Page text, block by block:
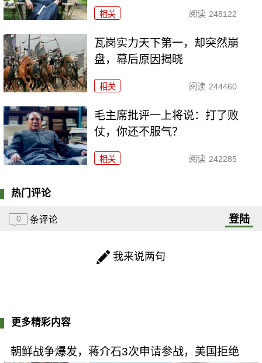
相关 阅读 248122
瓦岗实力天下第一，却突然崩
盘，幕后原因揭晓
相关 阅读 244460
毛主席批评一上将说：打了败
仗，你还不服气？
相关 阅读 242285
热门评论
0 条评论 登陆
我来说两句
更多精彩内容
朝鲜战争爆发，蒋介石3次申请参战，美国拒绝